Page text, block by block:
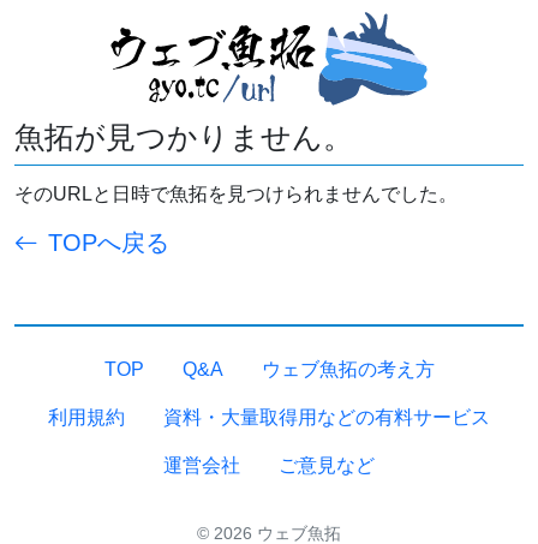
魚拓が見つかりません。
そのURLと日時で魚拓を見つけられませんでした。
TOPへ戻る
TOP Q&A ウェブ魚拓の考え方
利用規約 資料・大量取得用などの有料サービス
運営会社 ご意見など
© 2026 ウェブ魚拓